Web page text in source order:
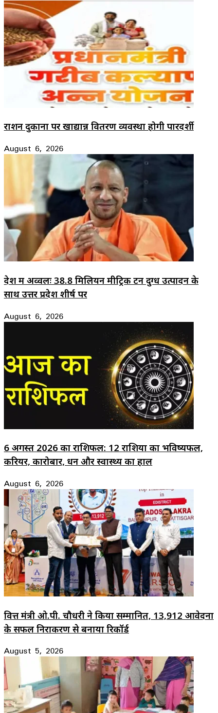
राशन दुकानों पर खाद्यान्न वितरण व्यवस्था होगी पारदर्शी
August 6, 2026
देश में अव्वलः 38.8 मिलियन मीट्रिक टन दुग्ध उत्पादन के
साथ उत्तर प्रदेश शीर्ष पर
August 6, 2026
6 अगस्त 2026 का राशिफल: 12 राशियों का भविष्यफल,
करियर, कारोबार, धन और स्वास्थ्य का हाल
August 6, 2026
वित्त मंत्री ओ.पी. चौधरी ने किया सम्मानित, 13,912 आवेदनों
के सफल निराकरण से बनाया रिकॉर्ड
August 5, 2026